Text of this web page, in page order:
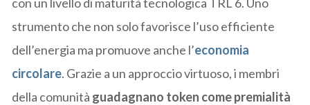
strumento che non solo favorisce l’uso efficiente
dell’energia ma promuove anche l’economia
circolare. Grazie a un approccio virtuoso, i membri
della comunità guadagnano token come premialità